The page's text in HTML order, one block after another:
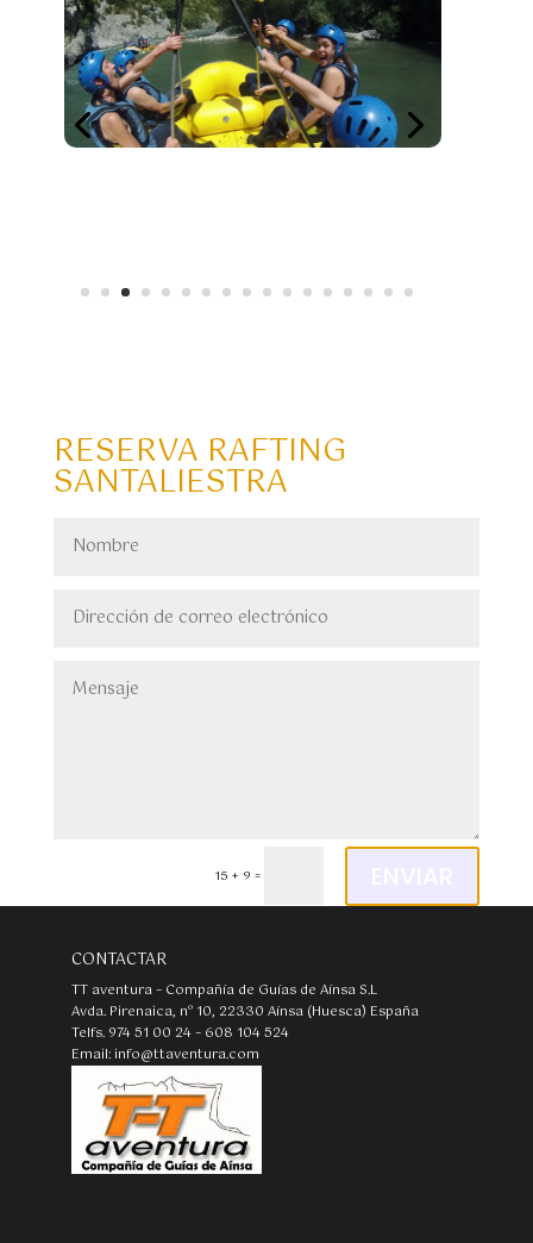
RESERVA RAFTING
SANTALIESTRA
15 + 9 =
CONTACTAR
TT aventura – Compañía de Guías de Aínsa S.L
Avda. Pirenaica, nº 10, 22330 Aínsa (Huesca) España
Telfs. 974 51 00 24 – 608 104 524
Email: info@ttaventura.com